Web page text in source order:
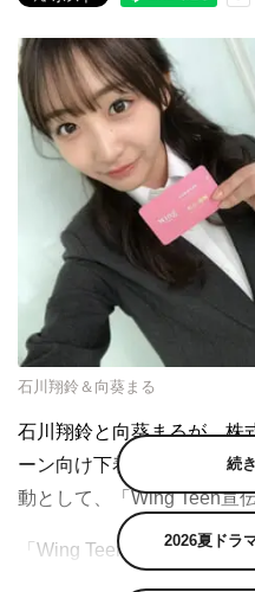
石川翔鈴＆向葵まる
石川翔鈴と向葵まるが、株
ーン向け下着ブランド「
動として、「Wing Teen宣
「Wing Teen」は、女子中
続
2026夏ドラ